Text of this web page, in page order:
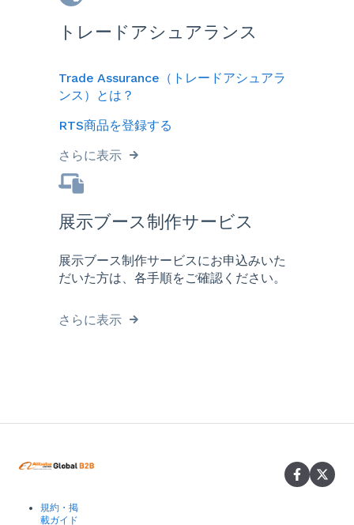
トレードアシュアランス
Trade Assurance（トレードアシュアラ
ンス）とは？
RTS商品を登録する
さらに表示
展示ブース制作サービス
展示ブース制作サービスにお申込みいた
だいた方は、各手順をご確認ください。
さらに表示
規約・掲
載ガイド